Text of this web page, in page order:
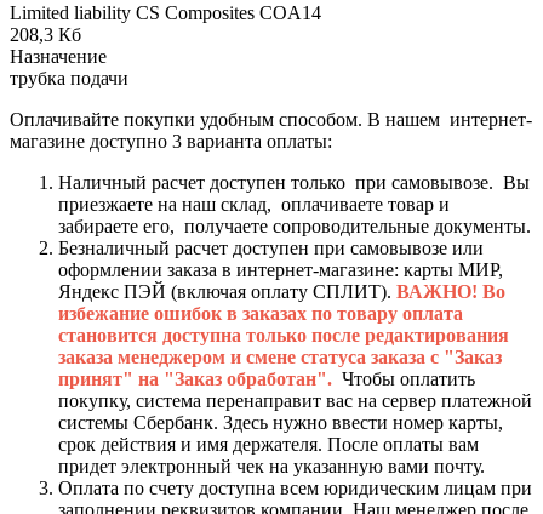
Limited liability CS Composites COA14
208,3 Кб
Назначение
трубка подачи
Оплачивайте покупки удобным способом. В нашем интернет-
магазине доступно 3 варианта оплаты:
Наличный расчет доступен только при самовывозе. Вы
приезжаете на наш склад, оплачиваете товар и
забираете его, получаете сопроводительные документы.
Безналичный расчет доступен при самовывозе или
оформлении заказа в интернет-магазине: карты МИР,
Яндекс ПЭЙ (включая оплату СПЛИТ). ВАЖНО! Во
избежание ошибок в заказах по товару оплата
становится доступна только после редактирования
заказа менеджером и смене статуса заказа с "Заказ
принят" на "Заказ обработан". Чтобы оплатить
покупку, система перенаправит вас на сервер платежной
системы Сбербанк. Здесь нужно ввести номер карты,
срок действия и имя держателя. После оплаты вам
придет электронный чек на указанную вами почту.
Оплата по счету доступна всем юридическим лицам при
заполнении реквизитов компании. Наш менеджер после